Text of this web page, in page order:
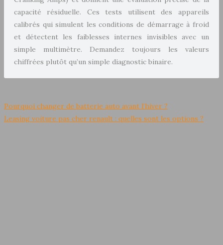
capacité résiduelle. Ces tests utilisent des appareils
calibrés qui simulent les conditions de démarrage à froid
et détectent les faiblesses internes invisibles avec un
simple multimètre. Demandez toujours les valeurs
chiffrées plutôt qu’un simple diagnostic binaire.
Pourquoi changer de batterie auto avant l’hiver ?
Leasing voiture pas cher renault : quelles sont les options ?